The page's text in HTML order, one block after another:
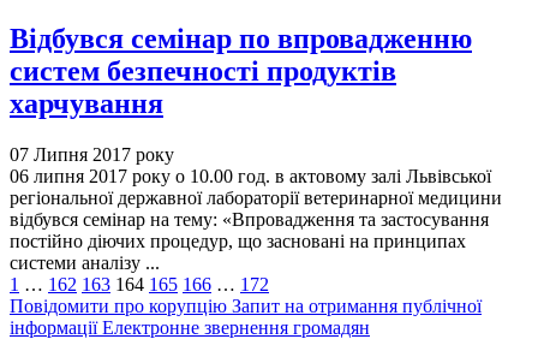
Відбувся семінар по впровадженню
систем безпечності продуктів
харчування
07 Липня 2017 року
06 липня 2017 року о 10.00 год. в актовому залі Львівської
регіональної державної лабораторії ветеринарної медицини
відбувся семінар на тему: «Впровадження та застосування
постійно діючих процедур, що засновані на принципах
системи аналізу ...
1 … 162 163 164 165 166 … 172
Повідомити про корупцію Запит на отримання публічної
інформаціїЕлектронне звернення громадян